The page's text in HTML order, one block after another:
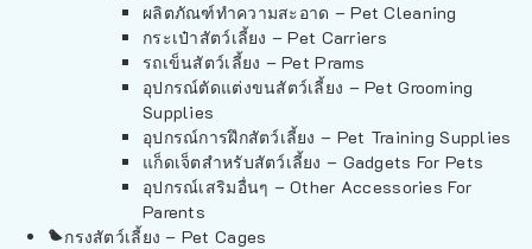
ผลิตภัณฑ์ทำความสะอาด – Pet Cleaning
กระเป๋าสัตว์เลี้ยง – Pet Carriers
รถเข็นสัตว์เลี้ยง – Pet Prams
อุปกรณ์ตัดแต่งขนสัตว์เลี้ยง – Pet Grooming
Supplies
อุปกรณ์การฝึกสัตว์เลี้ยง – Pet Training Supplies
แก็ดเจ็ตสำหรับสัตว์เลี้ยง – Gadgets For Pets
อุปกรณ์เสริมอื่นๆ – Other Accessories For
Parents
กรงสัตว์เลี้ยง – Pet Cages